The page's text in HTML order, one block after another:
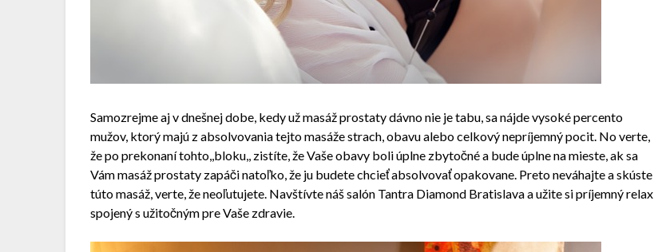
Samozrejme aj v dnešnej dobe, kedy už masáž prostaty dávno nie je tabu, sa nájde vysoké percento
mužov, ktorý majú z absolvovania tejto masáže strach, obavu alebo celkový nepríjemný pocit. No verte,
že po prekonaní tohto,,bloku,, zistíte, že Vaše obavy boli úplne zbytočné a bude úplne na mieste, ak sa
Vám masáž prostaty zapáči natoľko, že ju budete chcieť absolvovať opakovane. Preto neváhajte a skúste
túto masáž, verte, že neoľutujete. Navštívte náš salón Tantra Diamond Bratislava a užite si príjemný relax
spojený s užitočným pre Vaše zdravie.